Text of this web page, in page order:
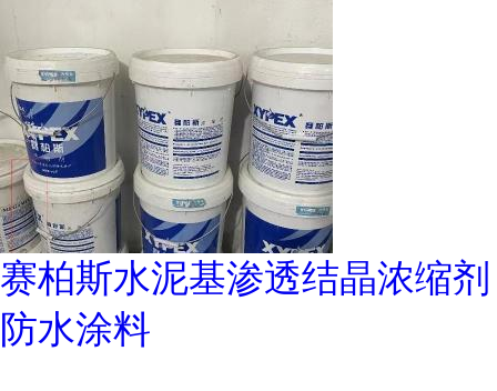
赛柏斯水泥基渗透结晶浓缩剂
防水涂料